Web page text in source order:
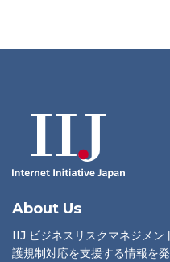
About Us
IIJ ビジネスリスクマネジメン
護規制対応を支援する情報を発